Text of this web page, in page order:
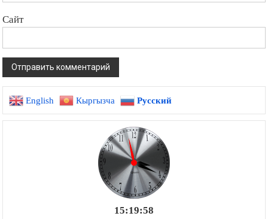
Сайт
English Кыргызча Русский
15:19:59